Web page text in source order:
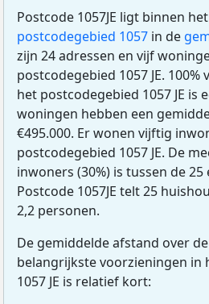
Postcode 1057JE ligt binnen het
postcodegebied 1057 in de
zijn 24 adressen en vijf
postcodegebied 1057 JE.
het postcodegebied 1057 JE is
woningen hebben een
€495.000. Er wonen vijftig
postcodegebied 1057 JE. De
inwoners (30%) is tussen de 25
Postcode 1057JE telt 25
2,2 personen.
De gemiddelde afstand over
belangrijkste voorzieningen in
1057 JE is relatief kort: